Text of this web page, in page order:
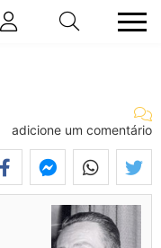
adicione um comentário